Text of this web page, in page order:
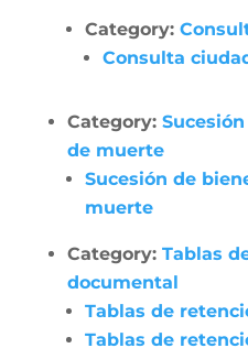
Category:
Consulta
Category:
de muerte
Sucesión de
muerte
Category: Tablas
documental
Tablas de
Tablas de